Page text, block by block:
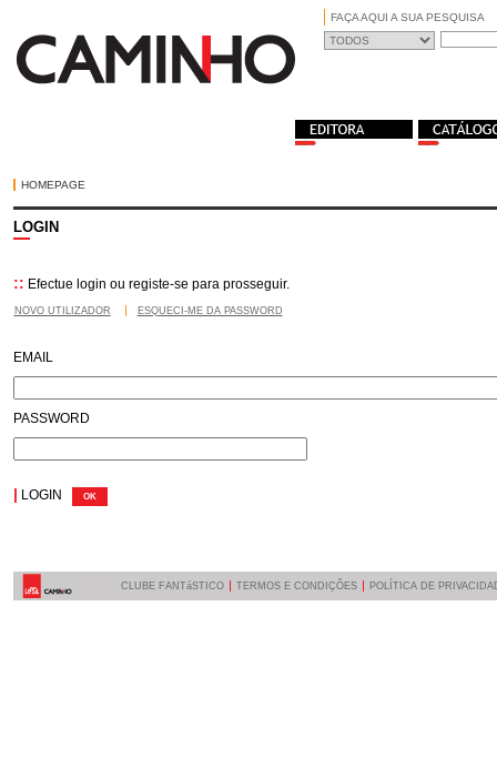
FAÇA AQUI A SUA PESQUISA
HOMEPAGE
LOGIN
:: Efectue login ou registe-se para prosseguir.
NOVO UTILIZADOR ESQUECI-ME DA PASSWORD
EMAIL
PASSWORD
| LOGIN
CLUBE FANTáSTICO TERMOS E CONDIÇÕES POLÍTICA DE